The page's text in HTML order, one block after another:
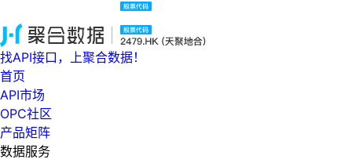
找API接口，上聚合数据！
首页
API市场
OPC社区
产品矩阵
数据服务